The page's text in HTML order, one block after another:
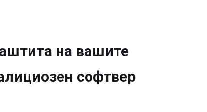
на вашите
софтвер